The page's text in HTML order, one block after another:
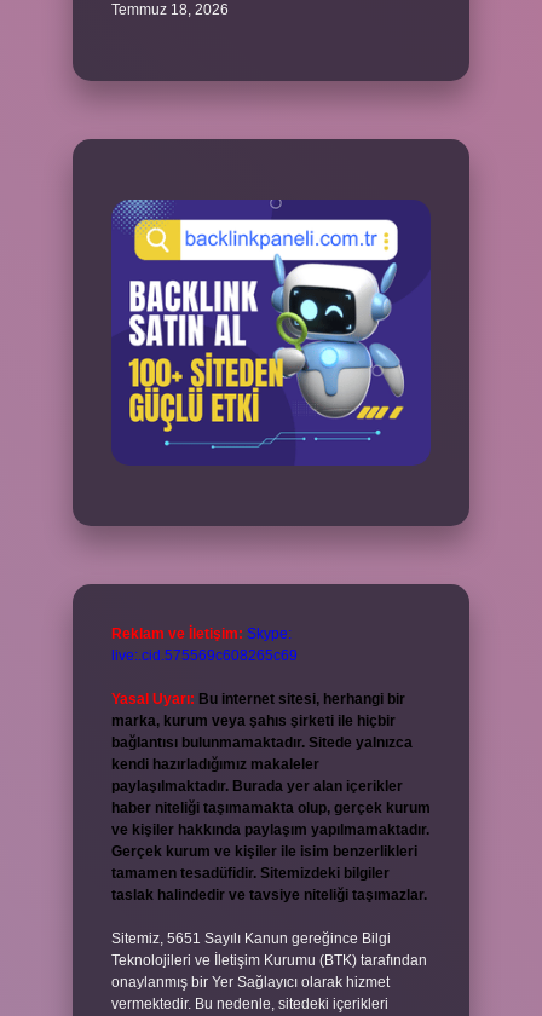
Temmuz 18, 2026
Reklam ve İletişim: Skype:
live:.cid.575569c608265c69
Yasal Uyarı: Bu internet sitesi, herhangi bir
marka, kurum veya şahıs şirketi ile hiçbir
bağlantısı bulunmamaktadır. Sitede yalnızca
kendi hazırladığımız makaleler
paylaşılmaktadır. Burada yer alan içerikler
haber niteliği taşımamakta olup, gerçek kurum
ve kişiler hakkında paylaşım yapılmamaktadır.
Gerçek kurum ve kişiler ile isim benzerlikleri
tamamen tesadüfidir. Sitemizdeki bilgiler
taslak halindedir ve tavsiye niteliği taşımazlar.
Sitemiz, 5651 Sayılı Kanun gereğince Bilgi
Teknolojileri ve İletişim Kurumu (BTK) tarafından
onaylanmış bir Yer Sağlayıcı olarak hizmet
vermektedir. Bu nedenle, sitedeki içerikleri